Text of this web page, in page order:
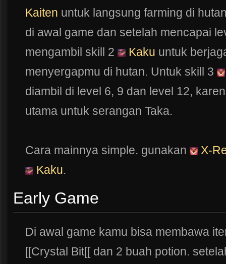
Kaiten untuk langsung farming di
di awal game dan setelah mencapai
mengambil skill 2
Kaku untuk
menyergapmu di hutan. Untuk skill 3
diambil di level 6, 9 dan level 12,
utama untuk serangan Taka.
Cara mainnya simple. gunakan
X-
Kaku.
Early Game
Di awal game kamu bisa membawa
[[Crystal Bit[[ dan 2 buah potion.